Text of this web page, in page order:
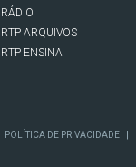
RÁDIO
RTP ARQUIVOS
RTP ENSINA
POLÍTICA DE PRIVACIDADE |